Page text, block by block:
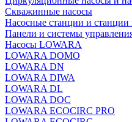
Скважинные насосы
Насосные станции и
Панели и системы
Насосы LOWARA
LOWARA DOMO
LOWARA DN
LOWARA DIWA
LOWARA DL
LOWARA DOC
LOWARA ECOCIRC PRO